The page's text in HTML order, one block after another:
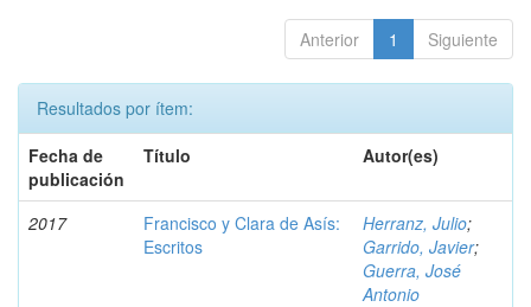
Anterior 1 Siguiente
Resultados por ítem:
Fecha de
publicación
Título Autor(es)
2017
Francisco y Clara de Asís:
Escritos
Herranz, Julio;
Garrido, Javier;
Guerra, José
Antonio